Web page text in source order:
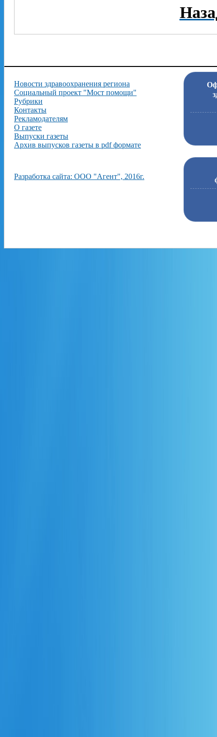
Новости здравоохранения региона
Социальный проект "Мост помощи"
Рубрики
Контакты
Рекламодателям
О газете
Выпуски газеты
Архив выпусков газеты в pdf формате
Разработка сайта: ООО "Агент", 2016г.